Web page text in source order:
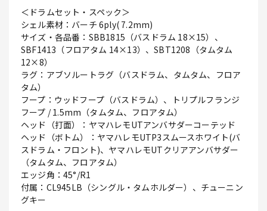
＜ドラムセット・スペック＞
シェル素材：バーチ 6ply( 7.2mm)
サイズ・各品番：SBB1815（バスドラム 18×15）、
SBF1413（フロアタム 14×13）、SBT1208（タムタム
12×8）
ラグ：アブソルートラグ（バスドラム、タムタム、フロア
タム）
フープ：ウッドフープ（バスドラム）、トリプルフランジ
フープ / 1.5mm（タムタム、フロアタム）
ヘッド（打面）：ヤマハレモUTアンバサダーコーテッド
ヘッド（ボトム）：ヤマハレモUTP3スムースホワイト(バ
スドラム・フロント)、ヤマハレモUTクリアアンバサダー
（タムタム、フロアタム）
エッジ角：45°/R1
付属：CL945LB（シングル・タムホルダー）、チューニン
グキー